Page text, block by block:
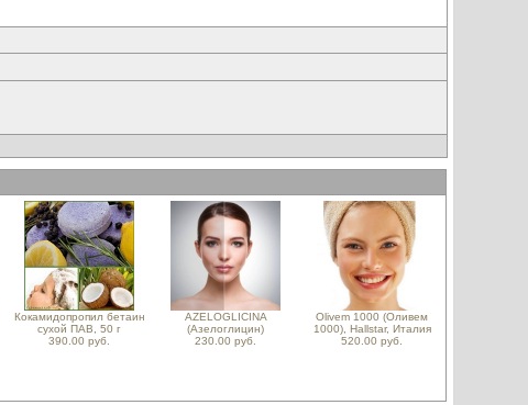
Кокамидопропил бетаин
сухой ПАВ, 50 г
390.00 руб.
AZELOGLICINA
(Азелоглицин)
230.00 руб.
Olivem 1000 (Оливем
1000), Hallstar, Италия
520.00 руб.